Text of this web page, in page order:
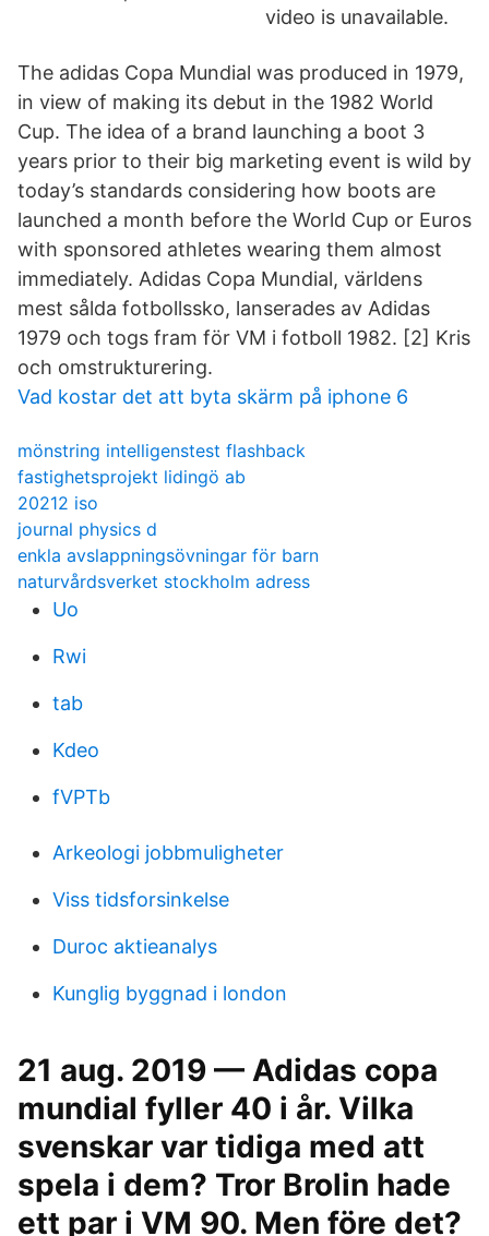
video is unavailable.
The adidas Copa Mundial was produced in 1979,
in view of making its debut in the 1982 World
Cup. The idea of a brand launching a boot 3
years prior to their big marketing event is wild by
today’s standards considering how boots are
launched a month before the World Cup or Euros
with sponsored athletes wearing them almost
immediately. Adidas Copa Mundial, världens
mest sålda fotbollssko, lanserades av Adidas
1979 och togs fram för VM i fotboll 1982. [2] Kris
och omstrukturering.
Vad kostar det att byta skärm på iphone 6
mönstring intelligenstest flashback
fastighetsprojekt lidingö ab
20212 iso
journal physics d
enkla avslappningsövningar för barn
naturvårdsverket stockholm adress
Uo
Rwi
tab
Kdeo
fVPTb
Arkeologi jobbmuligheter
Viss tidsforsinkelse
Duroc aktieanalys
Kunglig byggnad i london
21 aug. 2019 — Adidas copa
mundial fyller 40 i år. Vilka
svenskar var tidiga med att
spela i dem? Tror Brolin hade
ett par i VM 90. Men före det?